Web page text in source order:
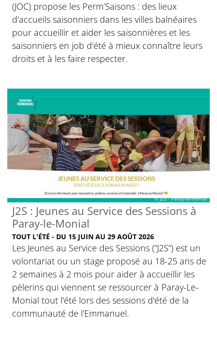
(JOC) propose les Perm’Saisons : des lieux
d'accueils saisonniers dans les villes balnéaires
pour accueillir et aider les saisonnières et les
saisonniers en job d'été à mieux connaître leurs
droits et à les faire respecter.
© J2S - Paray-le-monial
J2S : Jeunes au Service des Sessions à
Paray-le-Monial
TOUT L'ÉTÉ - DU 15 JUIN AU 29 AOÛT 2026
Les Jeunes au Service des Sessions (“J2S”) est un
volontariat ou un stage proposé au 18-25 ans de
2 semaines à 2 mois pour aider à accueillir les
pèlerins qui viennent se ressourcer à Paray-Le-
Monial tout l'été lors des sessions d'été de la
communauté de l'Emmanuel.